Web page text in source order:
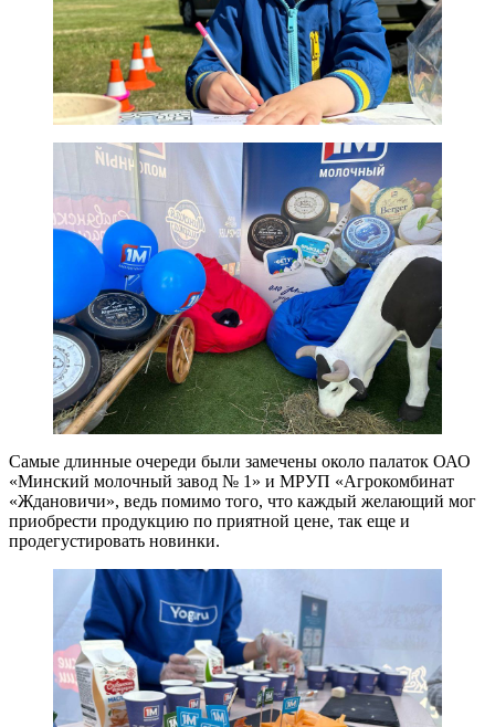
Самые длинные очереди были замечены около палаток ОАО
«Минский молочный завод № 1» и МРУП «Агрокомбинат
«Ждановичи», ведь помимо того, что каждый желающий мог
приобрести продукцию по приятной цене, так еще и
продегустировать новинки.